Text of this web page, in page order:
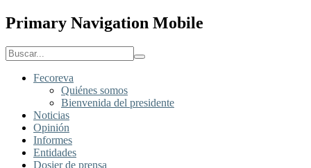
Primary Navigation Mobile
Fecoreva
Quiénes somos
Bienvenida del presidente
Noticias
Opinión
Informes
Entidades
Dosier de prensa